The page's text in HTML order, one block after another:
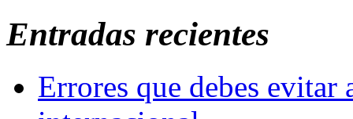
Entradas recientes
Errores que debes